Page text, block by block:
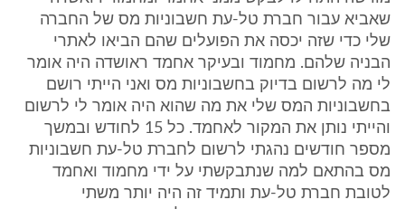
שאביא עבור חברת טל-עת חשבוניות מס של החברה
שלי כדי שזה יכסה את הפועלים שהם הביאו לאתרי
הבניה שלהם. מחמוד ובעיקר אחמד ראושדה היה אומר
לי מה לרשום בדיוק בחשבוניות מס ואני הייתי רושם
בחשבוניות המס שלי את מה שהוא היה אומר לי לרשום
והייתי נותן את המקור לאחמד. כל 15 לחודש ובמשך
מספר חודשים נהגתי לרשום לחברת טל-עת חשבוניות
מס בהתאם למה שנתבקשתי על ידי מחמוד ואחמד
לטובת חברת טל-עת ותמיד זה היה יותר משתי